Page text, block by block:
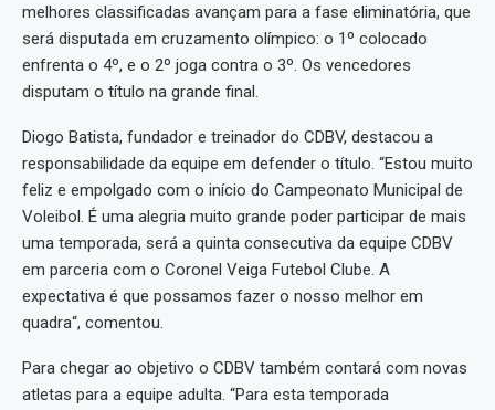
melhores classificadas avançam para a fase eliminatória, que
será disputada em cruzamento olímpico: o 1º colocado
enfrenta o 4º, e o 2º joga contra o 3º. Os vencedores
disputam o título na grande final.
Diogo Batista, fundador e treinador do CDBV, destacou a
responsabilidade da equipe em defender o título. “Estou muito
feliz e empolgado com o início do Campeonato Municipal de
Voleibol. É uma alegria muito grande poder participar de mais
uma temporada, será a quinta consecutiva da equipe CDBV
em parceria com o Coronel Veiga Futebol Clube. A
expectativa é que possamos fazer o nosso melhor em
quadra“, comentou.
Para chegar ao objetivo o CDBV também contará com novas
atletas para a equipe adulta. “Para esta temporada